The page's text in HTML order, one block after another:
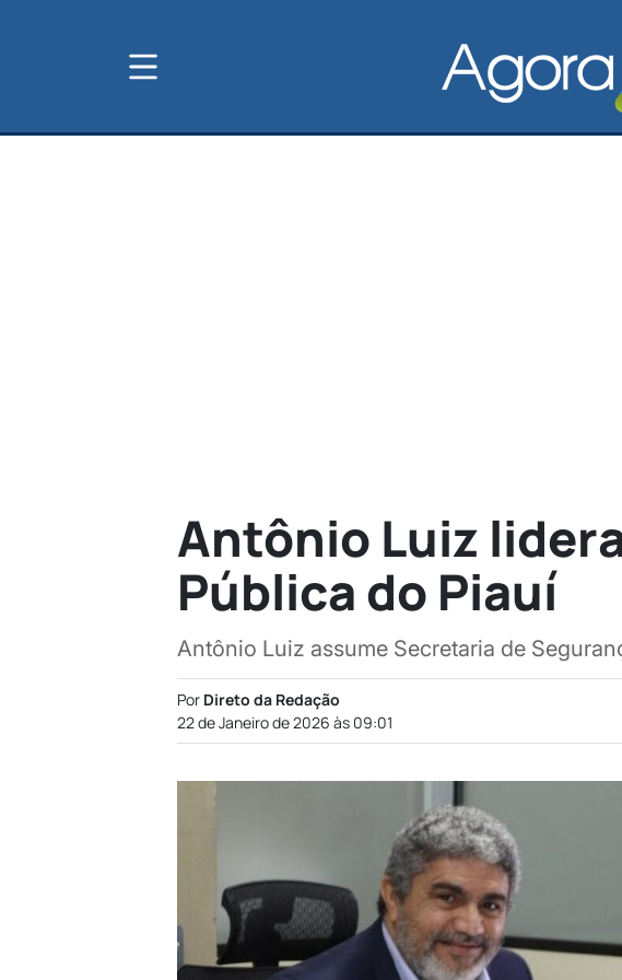
Antônio Luiz
Pública do Piauí
Antônio Luiz assume Secretaria de
Por Direto da Redação
22 de Janeiro de 2026 às 09:01